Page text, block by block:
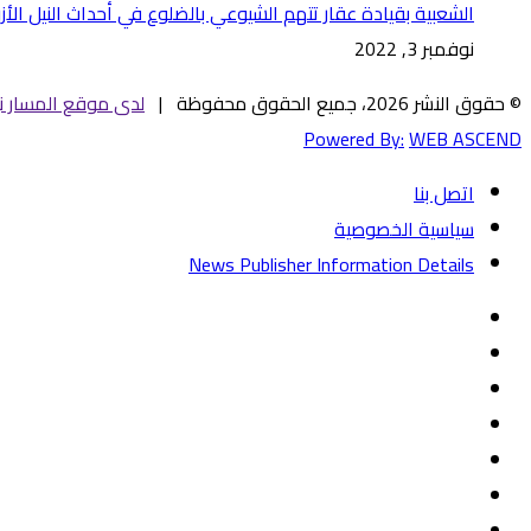
الشعبية بقيادة عقار تتهم الشيوعي بالضلوع في أحداث النيل
نوفمبر 3, 2022
© حقوق النشر 2026، جميع الحقوق محفوظة |
لدى موقع المسار
Powered By:WEB ASCEND
اتصل بنا
سياسية الخصوصية
News Publisher Information Details